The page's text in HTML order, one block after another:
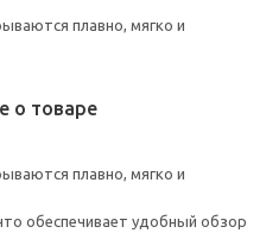
плавно, мягко и
о товаре
плавно, мягко и
обеспечивает удобный обзор